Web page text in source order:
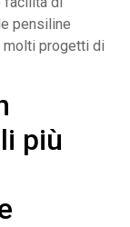
pensiline
molti progetti di
più